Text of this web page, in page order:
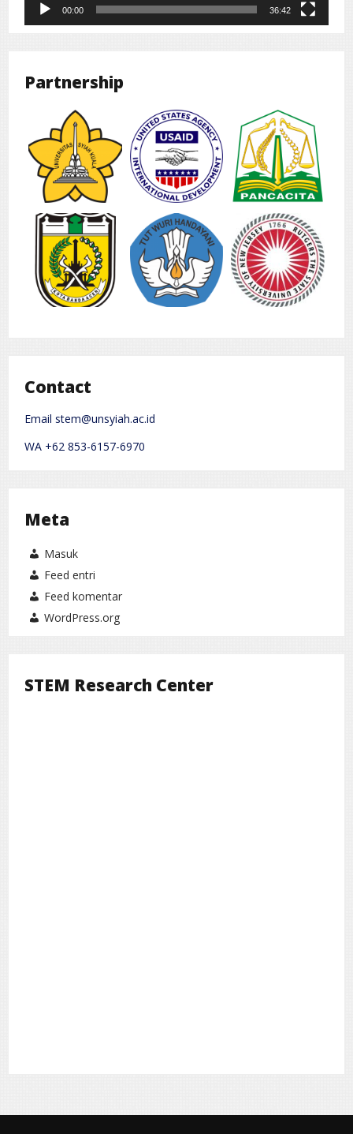
00:00 36:42
Partnership
Contact
Email stem@unsyiah.ac.id
WA +62 853-6157-6970
Meta
Masuk
Feed entri
Feed komentar
WordPress.org
STEM Research Center